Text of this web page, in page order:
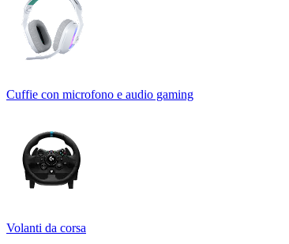
Cuffie con microfono e audio gaming
Volanti da corsa